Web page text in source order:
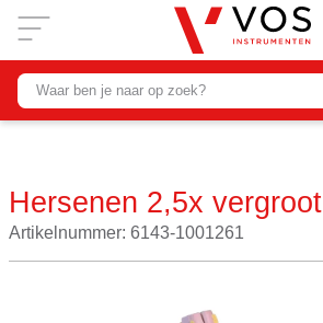
Hersenen 2,5x vergroot
Artikelnummer: 6143-1001261